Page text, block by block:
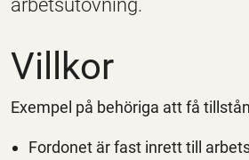
arbetsutövning.
Villkor
Exempel på behöriga att få
Fordonet är fast inrett till